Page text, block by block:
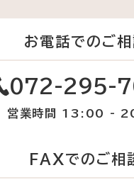
お電話でのご相
072-295-
営業時間 13:00 -
FAXでのご相